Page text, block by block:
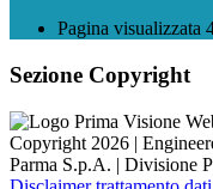
Pagina visualizzata
Sezione Copyright
Copyright 2026 |
Parma S.p.A. | Divisione